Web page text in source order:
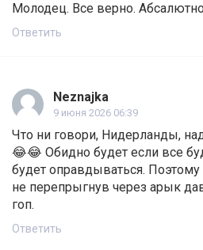
Молодец. Все верно.
Ответить
Neznajka
9 июня 2026 06:39
Что ни говори, Нидерланды,
😂😂 Обидно будет если все
будет оправдываться.
не перепрыгнув через арык
гоп.
Ответить